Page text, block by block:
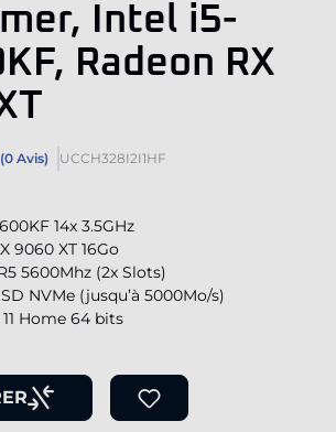
Intel i5-
Radeon RX
(0 Avis) UCCH328I2I1HF
14x 3.5GHz
9060 XT 16Go
5600Mhz (2x Slots)
NVMe (jusqu’à 5000Mo/s)
Home 64 bits